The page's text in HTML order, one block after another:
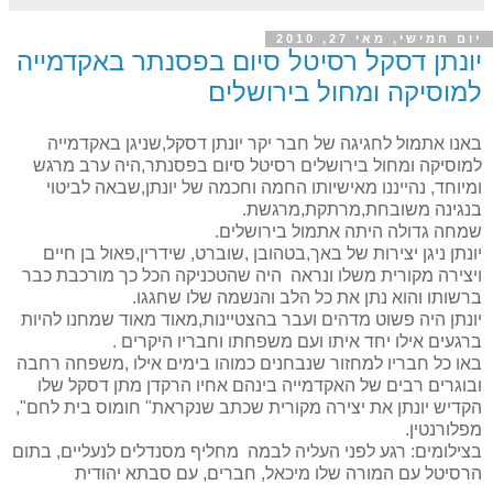
יום חמישי, מאי 27, 2010
יונתן דסקל רסיטל סיום בפסנתר באקדמייה
למוסיקה ומחול בירושלים
באנו אתמול לחגיגה של חבר יקר יונתן דסקל,שניגן באקדמייה
למוסיקה ומחול בירושלים רסיטל סיום בפסנתר,היה ערב מרגש
ומיוחד, נהייננו מאישיותו החמה וחכמה של יונתן,שבאה לביטוי
בנגינה משובחת,מרתקת,מרגשת.
שמחה גדולה היתה אתמול בירושלים.
יונתן ניגן יצירות של באך,בטהובן ,שוברט, שידרין,פאול בן חיים
ויצירה מקורית משלו ונראה היה שהטכניקה הכל כך מורכבת כבר
ברשותו והוא נתן את כל הלב והנשמה שלו שחגגו.
יונתן היה פשוט מדהים ועבר בהצטיינות,מאוד מאוד שמחנו להיות
ברגעים אילו יחד איתו ועם משפחתו וחבריו היקרים .
באו כל חבריו למחזור שנבחנים כמוהו בימים אילו ,משפחה רחבה
ובוגרים רבים של האקדמייה בינהם אחיו הרקדן מתן דסקל שלו
הקדיש יונתן את יצירה מקורית שכתב שנקראת" חומוס בית לחם",
מפלורנטין.
בצילומים: רגע לפני העליה לבמה מחליף מסנדלים לנעליים, בתום
הרסיטל עם המורה שלו מיכאל, חברים, עם סבתא יהודית